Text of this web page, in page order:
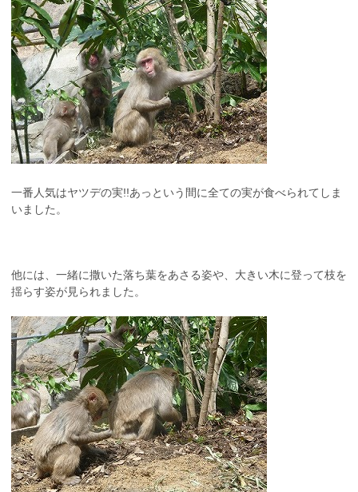
一番人気はヤツデの実!!あっという間に全ての実が食べられてしま
いました。
他には、一緒に撒いた落ち葉をあさる姿や、大きい木に登って枝を
揺らす姿が見られました。